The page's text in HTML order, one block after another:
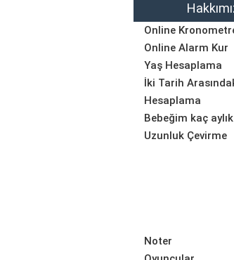
Online
Online Alarm Kur
Yaş Hesaplama
İki Tarih
Hesaplama
Bebeğim kaç
Uzunluk Çevirme
Noter